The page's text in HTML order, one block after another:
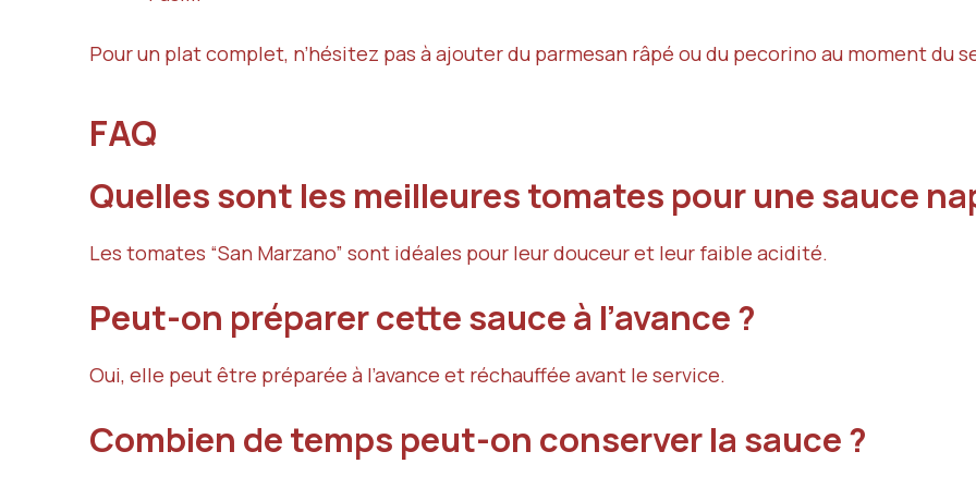
Pour un plat complet, n’hésitez pas à ajouter du parmesan râpé ou du pecorino au moment du
FAQ
Quelles sont les meilleures tomates pour une sauce
Les tomates “San Marzano” sont idéales pour leur douceur et leur faible acidité.
Peut-on préparer cette sauce à l’avance ?
Oui, elle peut être préparée à l’avance et réchauffée avant le service.
Combien de temps peut-on conserver la sauce ?